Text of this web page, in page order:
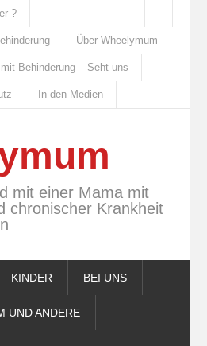
?
Über Wheelymum
Behinderung – Seht uns
In den Medien
mit einer Mama mit
chronischer Krankheit
KINDER BEI UNS
UND ANDERE